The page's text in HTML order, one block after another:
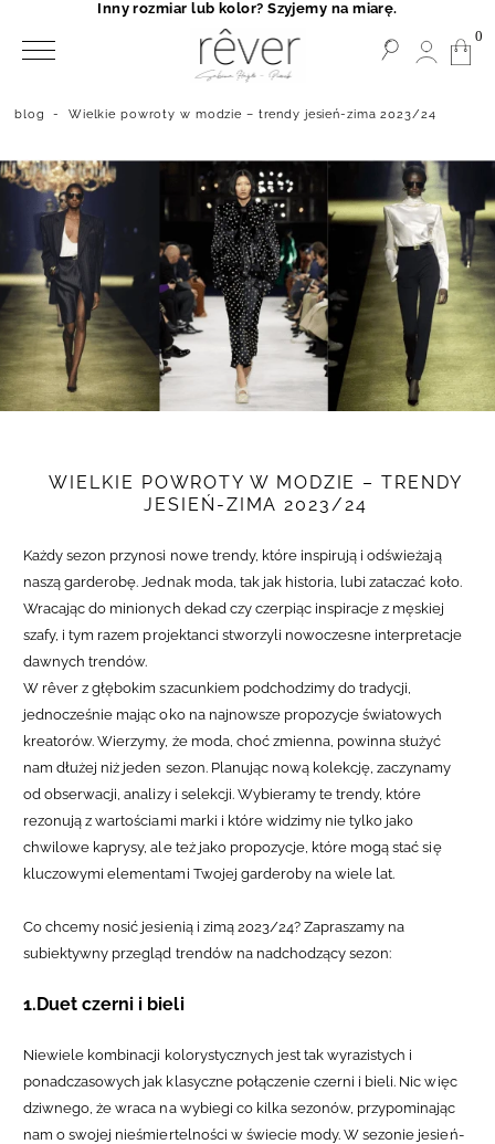
blog - Wielkie powroty w modzie – trendy jesień-zima 2023/24
WIELKIE POWROTY W MODZIE – TRENDY
JESIEŃ-ZIMA 2023/24
Każdy sezon przynosi nowe trendy, które inspirują i odświeżają
naszą garderobę. Jednak moda, tak jak historia, lubi zataczać koło.
Wracając do minionych dekad czy czerpiąc inspiracje z męskiej
szafy, i tym razem projektanci stworzyli nowoczesne interpretacje
dawnych trendów.
W rêver z głębokim szacunkiem podchodzimy do tradycji,
jednocześnie mając oko na najnowsze propozycje światowych
kreatorów. Wierzymy, że moda, choć zmienna, powinna służyć
nam dłużej niż jeden sezon. Planując nową kolekcję, zaczynamy
od obserwacji, analizy i selekcji. Wybieramy te trendy, które
rezonują z wartościami marki i które widzimy nie tylko jako
chwilowe kaprysy, ale też jako propozycje, które mogą stać się
kluczowymi elementami Twojej garderoby na wiele lat.
Co chcemy nosić jesienią i zimą 2023/24? Zapraszamy na
subiektywny przegląd trendów na nadchodzący sezon:
1.Duet czerni i bieli
Niewiele kombinacji kolorystycznych jest tak wyrazistych i
ponadczasowych jak klasyczne połączenie czerni i bieli. Nic więc
dziwnego, że wraca na wybiegi co kilka sezonów, przypominając
nam o swojej nieśmiertelności w świecie mody. W sezonie jesień-
0
Inny rozmiar lub kolor? Szyjemy na miarę.